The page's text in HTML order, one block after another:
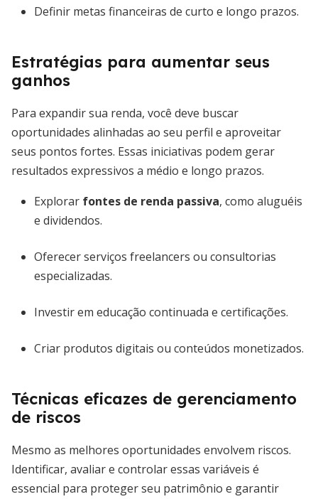
Definir metas financeiras de curto e longo prazos.
Estratégias para aumentar seus
ganhos
Para expandir sua renda, você deve buscar
oportunidades alinhadas ao seu perfil e aproveitar
seus pontos fortes. Essas iniciativas podem gerar
resultados expressivos a médio e longo prazos.
Explorar fontes de renda passiva, como aluguéis
e dividendos.
Oferecer serviços freelancers ou consultorias
especializadas.
Investir em educação continuada e certificações.
Criar produtos digitais ou conteúdos monetizados.
Técnicas eficazes de gerenciamento
de riscos
Mesmo as melhores oportunidades envolvem riscos.
Identificar, avaliar e controlar essas variáveis é
essencial para proteger seu patrimônio e garantir